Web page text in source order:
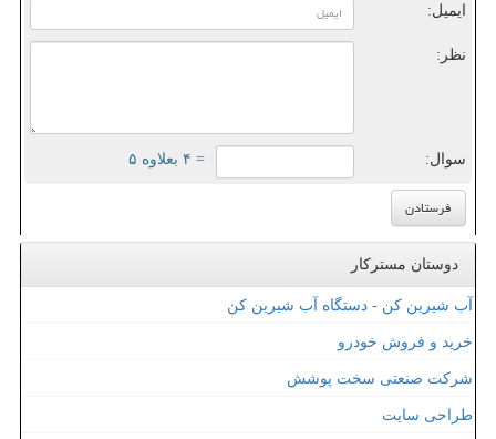
ایمیل:
نظر:
سوال: = ۴ بعلاوه ۵
دوستان مسترکار
آب شیرین کن - دستگاه آب شیرین کن
خرید و فروش خودرو
شرکت صنعتی سخت پوشش
طراحی سایت